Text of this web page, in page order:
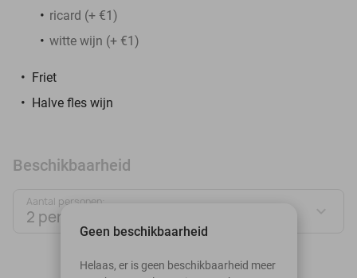
ricard (+ €1)
witte wijn (+ €1)
Friet
Halve fles wijn
Beschikbaarheid
Aantal personen:
2 personen
augustus 2026
Geen beschikbaarheid
Helaas, er is geen beschikbaarheid meer